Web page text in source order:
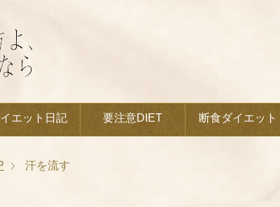
エット日記 要注意DIET 断食ダイエット
汗を流す